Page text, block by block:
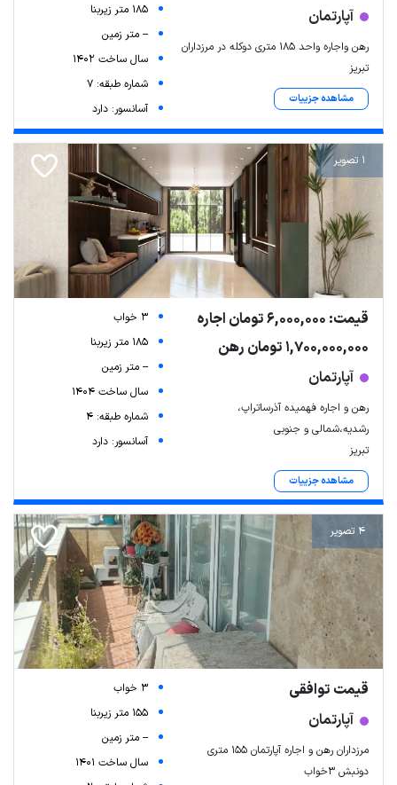
آپارتمان
رهن واجاره واحد ۱۸۵ متری دوکله در مرزداران
تبریز
مشاهده جزییات
185 متر زیربنا
-- متر زمین
سال ساخت 1402
شماره طبقه: 7
آسانسور: دارد
1 تصویر
قیمت: 6,000,000 تومان اجاره
1,700,000,000 تومان رهن
آپارتمان
رهن و اجاره فهمیده آذرساتراپ،
رشدیه،شمالی و جنوبی
تبریز
مشاهده جزییات
3 خواب
185 متر زیربنا
-- متر زمین
سال ساخت 1404
شماره طبقه: 4
آسانسور: دارد
4 تصویر
قیمت توافقی
آپارتمان
مرزداران رهن و اجاره آپارتمان ۱۵۵ متری
دونبش ۳خواب
3 خواب
155 متر زیربنا
-- متر زمین
سال ساخت 1401